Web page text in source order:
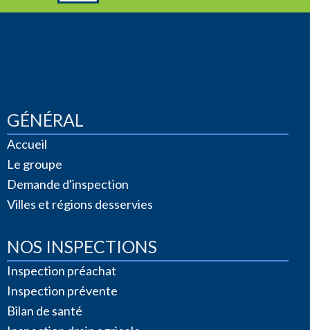
GÉNÉRAL
Accueil
Le groupe
Demande d'inspection
Villes et régions desservies
NOS INSPECTIONS
Inspection préachat
Inspection prévente
Bilan de santé